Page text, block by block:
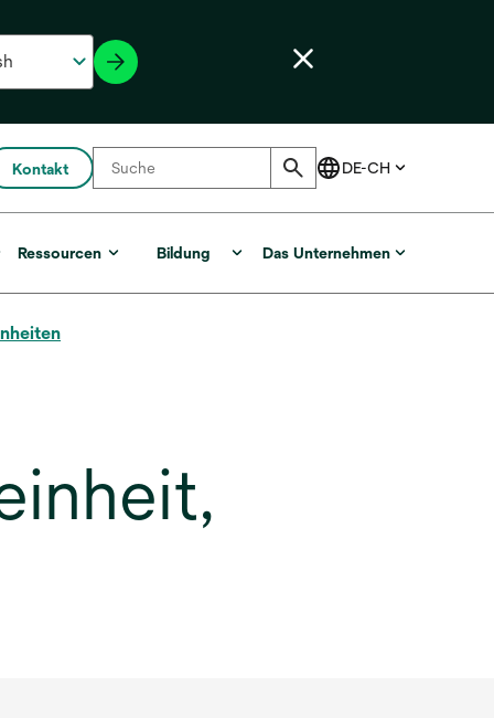
Kontakt
Ressourcen Bildung Das Unternehmen